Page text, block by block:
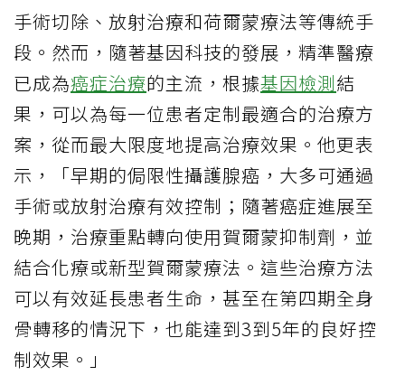
手術切除、放射治療和荷爾蒙療法等傳統手
段。然而，隨著基因科技的發展，精準醫療
已成為癌症治療的主流，根據基因檢測結
果，可以為每一位患者定制最適合的治療方
案，從而最大限度地提高治療效果。他更表
示，「早期的侷限性攝護腺癌，大多可通過
手術或放射治療有效控制；隨著癌症進展至
晚期，治療重點轉向使用賀爾蒙抑制劑，並
結合化療或新型賀爾蒙療法。這些治療方法
可以有效延長患者生命，甚至在第四期全身
骨轉移的情況下，也能達到3到5年的良好控
制效果。」